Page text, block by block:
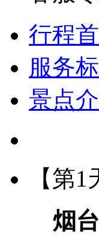
行程
服务
景点
【第1
烟